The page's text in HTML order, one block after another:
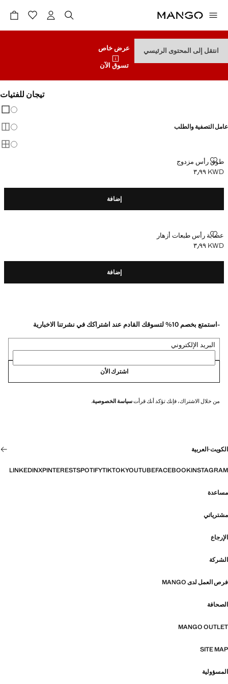
انتقل إلى المحتوى الرئيسي
عرض خاص
تسوق الآن
تيجان للفتيات
عامل التصفية والطلب
طوق رأس مزدوج
طوق رأس مزدوج
السعر الحالي [KWD ٣٫٩٩ ]
KWD ٣٫٩٩
إضافة
عصابة رأس طبعات أزهار
عصابة رأس طبعات أزهار
السعر الحالي [KWD ٣٫٩٩ ]
KWD ٣٫٩٩
إضافة
-استمتع بخصم 10% لتسوقك القادم عند اشتراكك في نشرتنا الاخبارية
البريد الإلكتروني
اشترك الأن
من خلال الاشتراك، فإنك تؤكد أنك قرأتسياسة الخصوصية.
الكويت·العربية
INSTAGRAM
FACEBOOK
YOUTUBE
TIKTOK
SPOTIFY
PINTEREST
X
LINKEDIN
مساعدة
مشترياتي
الإرجاع
الشركة
فرص العمل لدى MANGO
الصحافة
MANGO OUTLET
SITE MAP
المسؤولية